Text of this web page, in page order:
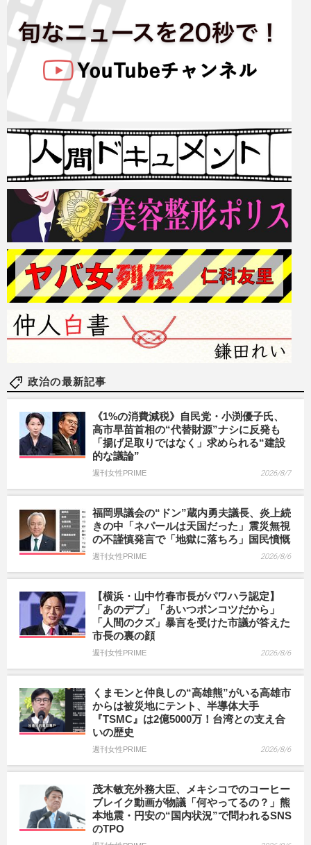
政治の最新記事
《1%の消費減税》自民党・小渕優子氏、
高市早苗首相の“代替財源”ナシに反発も
「揚げ足取りではなく」求められる“建設
的な議論”
週刊女性PRIME 2026/8/7
福岡県議会の“ドン”蔵内勇夫議長、炎上続
きの中「ネパールは天国だった」震災無視
の不謹慎発言で「地獄に落ちろ」国民憤慨
週刊女性PRIME 2026/8/6
【横浜・山中竹春市長がパワハラ認定】
「あのデブ」「あいつポンコツだから」
「人間のクズ」暴言を受けた市議が答えた
市長の裏の顔
週刊女性PRIME 2026/8/6
くまモンと仲良しの“高雄熊”がいる高雄市
からは被災地にテント、半導体大手
『TSMC』は2億5000万！台湾との支え合
いの歴史
週刊女性PRIME 2026/8/6
茂木敏充外務大臣、メキシコでのコーヒー
ブレイク動画が物議「何やってるの？」熊
本地震・円安の“国内状況”で問われるSNS
のTPO